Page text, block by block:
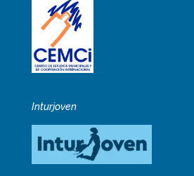
Inturjoven